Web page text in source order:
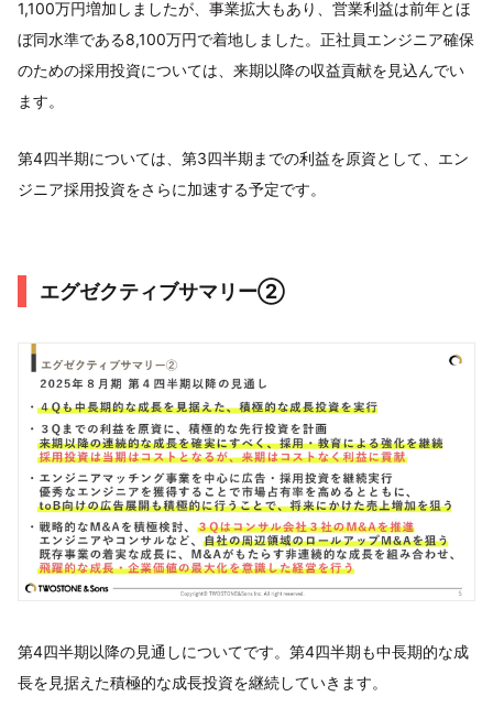
1,100万円増加しましたが、事業拡大もあり、営業利益は前年とほ
ぼ同水準である8,100万円で着地しました。正社員エンジニア確保
のための採用投資については、来期以降の収益貢献を見込んでい
ます。
第4四半期については、第3四半期までの利益を原資として、エン
ジニア採用投資をさらに加速する予定です。
エグゼクティブサマリー②
第4四半期以降の見通しについてです。第4四半期も中長期的な成
長を見据えた積極的な成長投資を継続していきます。